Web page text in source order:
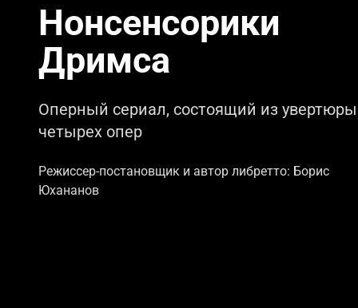
Нонсенсорики
Дримса
Оперный сериал, состоящий из
четырех опер
Режиссер-постановщик и автор либретто: Борис
Юхананов